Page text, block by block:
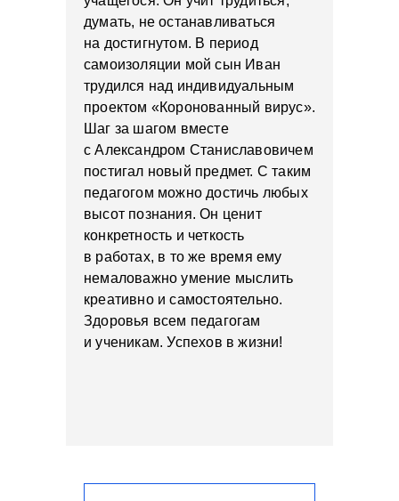
думать, не останавливаться
на достигнутом. В период
самоизоляции мой сын Иван
трудился над индивидуальным
проектом «Коронованный вирус».
Шаг за шагом вместе
с Александром Станиславовичем
постигал новый предмет. С таким
педагогом можно достичь любых
высот познания. Он ценит
конкретность и четкость
в работах, в то же время ему
немаловажно умение мыслить
креативно и самостоятельно.
Здоровья всем педагогам
и ученикам. Успехов в жизни!